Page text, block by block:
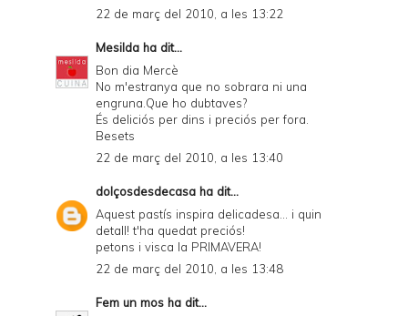
22 de març del 2010, a les 13:22
Mesilda ha dit...
Bon dia Mercè
No m'estranya que no sobrara ni una
engruna.Que ho dubtaves?
És deliciós per dins i preciós per fora.
Besets
22 de març del 2010, a les 13:40
dolçosdesdecasa ha dit...
Aquest pastís inspira delicadesa... i quin
detall! t'ha quedat preciós!
petons i visca la PRIMAVERA!
22 de març del 2010, a les 13:48
Fem un mos ha dit...